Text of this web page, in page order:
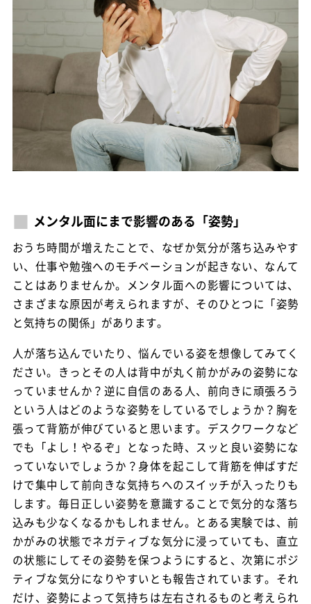
メンタル面にまで影響のある「姿勢」
おうち時間が増えたことで、なぜか気分が落ち込みやす
い、仕事や勉強へのモチベーションが起きない、なんて
ことはありませんか。メンタル面への影響については、
さまざまな原因が考えられますが、そのひとつに「姿勢
と気持ちの関係」があります。
人が落ち込んでいたり、悩んでいる姿を想像してみてく
ださい。きっとその人は背中が丸く前かがみの姿勢にな
っていませんか？逆に自信のある人、前向きに頑張ろう
という人はどのような姿勢をしているでしょうか？胸を
張って背筋が伸びていると思います。デスクワークなど
でも「よし！やるぞ」となった時、スッと良い姿勢にな
っていないでしょうか？身体を起こして背筋を伸ばすだ
けで集中して前向きな気持ちへのスイッチが入ったりも
します。毎日正しい姿勢を意識することで気分的な落ち
込みも少なくなるかもしれません。とある実験では、前
かがみの状態でネガティブな気分に浸っていても、直立
の状態にしてその姿勢を保つようにすると、次第にポジ
ティブな気分になりやすいとも報告されています。それ
だけ、姿勢によって気持ちは左右されるものと考えられ